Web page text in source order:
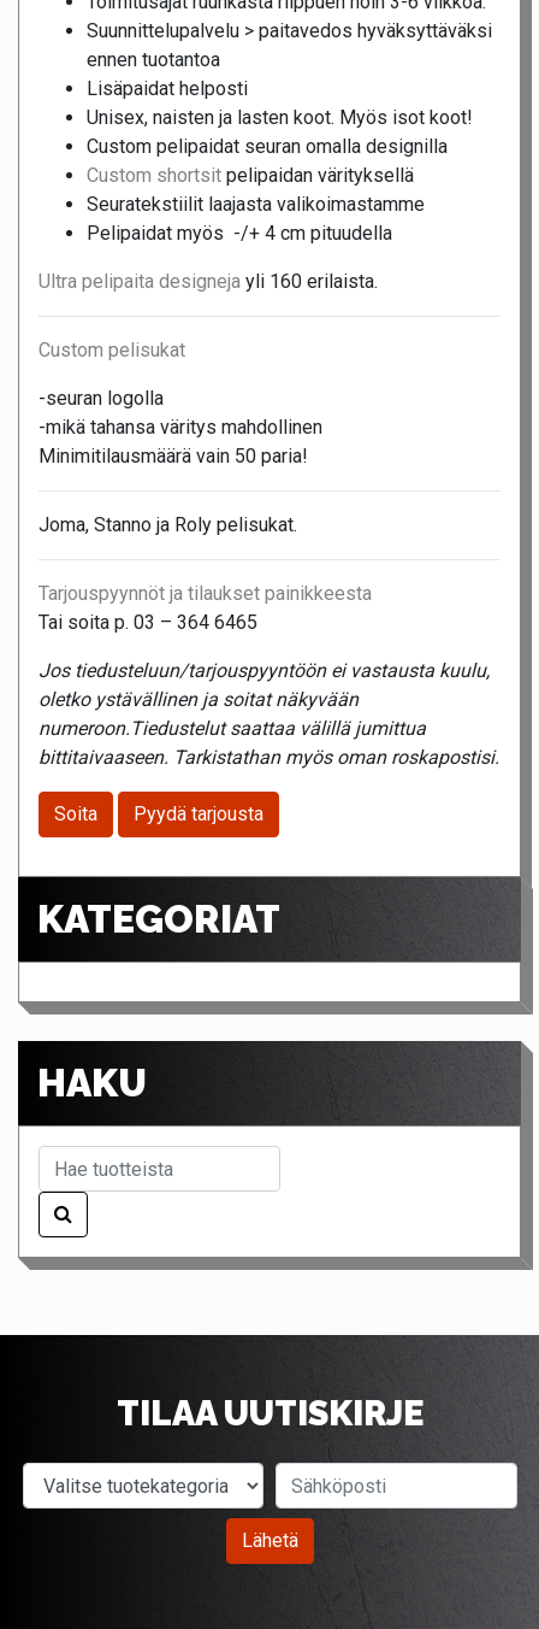
Suunnittelupalvelu > paitavedos hyväksyttäväksi
ennen tuotantoa
Lisäpaidat helposti
Unisex, naisten ja lasten koot. Myös isot koot!
Custom pelipaidat seuran omalla designilla
Custom shortsit pelipaidan värityksellä
Seuratekstiilit laajasta valikoimastamme
Pelipaidat myös -/+ 4 cm pituudella
Ultra pelipaita designeja yli 160 erilaista.
Custom pelisukat
-seuran logolla
-mikä tahansa väritys mahdollinen
Minimitilausmäärä vain 50 paria!
Joma, Stanno ja Roly pelisukat.
Tarjouspyynnöt ja tilaukset painikkeesta
Tai soita p. 03 – 364 6465
Jos tiedusteluun/tarjouspyyntöön ei vastausta kuulu,
oletko ystävällinen ja soitat näkyvään
numeroon.Tiedustelut saattaa välillä jumittua
bittitaivaaseen. Tarkistathan myös oman roskapostisi.
Soita Pyydä tarjousta
KATEGORIAT
HAKU
TILAA UUTISKIRJE
Valitse tuotekategoria
Lähetä